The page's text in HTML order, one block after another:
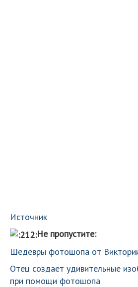
Источник
Не пропустите:
Шедевры фотошопа от
Отец создает удивительные
при помощи фотошопа